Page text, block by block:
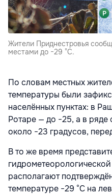
Жители Приднестровья
местами до −29 °С.
По словам местных
температуры были
населённых пунктах: в
Ротаре — до −25, а в
около −23 градусов,
В то же время
располагают
температуре −29 °С на